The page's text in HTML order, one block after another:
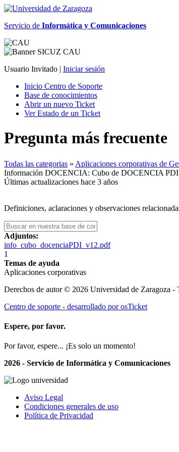
Servicio de Informática y Comunicaciones
Usuario Invitado | Iniciar sesión
Inicio Centro de Soporte
Base de conocimientos
Abrir un nuevo Ticket
Ver Estado de un Ticket
Pregunta más frecuente
Todas las categorias » Aplicaciones corporativas de
Información DOCENCIA: Cubo de DOCENCIA PDI
Últimas actualizaciones hace 3 años
Definiciones, aclaraciones y observaciones
Adjuntos:
info_cubo_docenciaPDI_v12.pdf
1
Temas de ayuda
Aplicaciones corporativas
Derechos de autor © 2026 Universidad de Zaragoza -
Centro de soporte - desarrollado por osTicket
Espere, por favor.
Por favor, espere... ¡Es solo un momento!
2026 - Servicio de Informática y Comunicaciones
Aviso Legal
Condiciones generales de uso
Política de Privacidad